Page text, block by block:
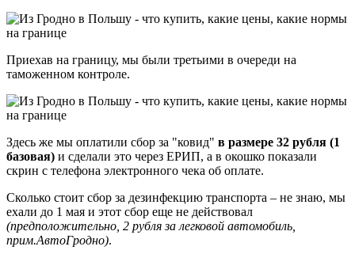
Приехав на границу, мы были третьими в очереди на
таможенном контроле.
Здесь же мы оплатили сбор за "ковид" в размере 32 рубля (1
базовая) и сделали это через ЕРИП, а в окошко показали
скрин с телефона электронного чека об оплате.
Сколько стоит сбор за дезинфекцию транспорта – не знаю, мы
ехали до 1 мая и этот сбор еще не действовал
(предположительно, 2 рубля за легковой автомобиль,
прим.АвтоГродно).